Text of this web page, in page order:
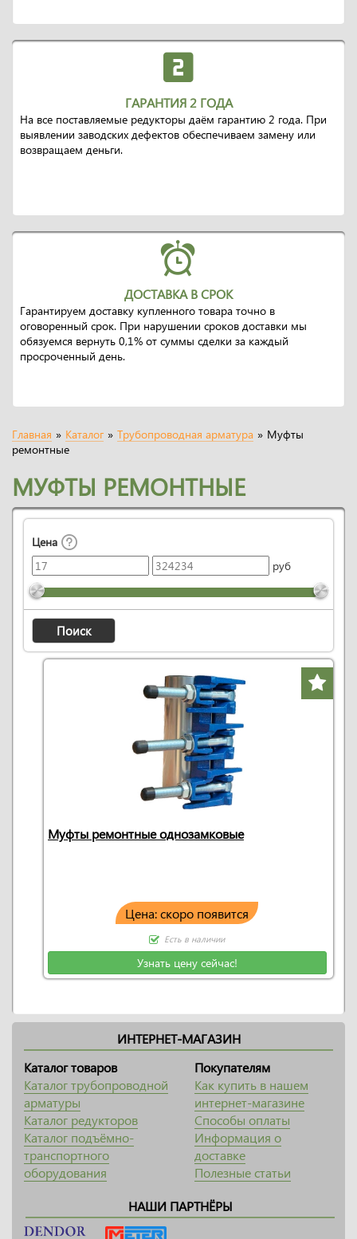
ГАРАНТИЯ 2 ГОДА
На все поставляемые редукторы даём гарантию 2 года. При
выявлении заводских дефектов обеспечиваем замену или
возвращаем деньги.
ДОСТАВКА В СРОК
Гарантируем доставку купленного товара точно в
оговоренный срок. При нарушении сроков доставки мы
обязуемся вернуть 0,1% от суммы сделки за каждый
просроченный день.
Главная » Каталог » Трубопроводная арматура » Муфты
ремонтные
МУФТЫ РЕМОНТНЫЕ
Цена
руб
Поиск
Муфты ремонтные однозамковые
Цена: скоро появится
Есть в наличии
Узнать цену сейчас!
ИНТЕРНЕТ-МАГАЗИН
Каталог товаров
Каталог трубопроводной
арматуры
Каталог редукторов
Каталог подъёмно-
транспортного
оборудования
Покупателям
Как купить в нашем
интернет-магазине
Способы оплаты
Информация о
доставке
Полезные статьи
НАШИ ПАРТНЁРЫ